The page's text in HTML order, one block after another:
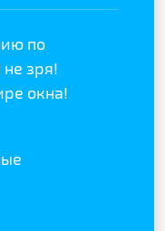
по
зря!
окна!